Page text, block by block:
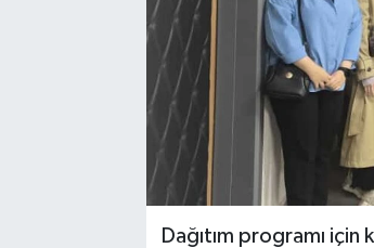
Dağıtım programı için